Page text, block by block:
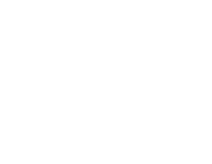
MOI : UN SPECTACLE À VOIR AU